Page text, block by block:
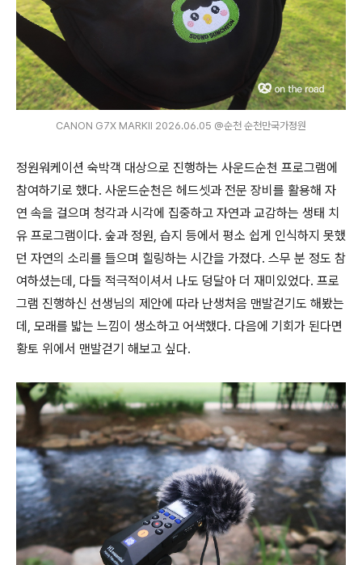
CANON G7X MARKⅡ 2026.06.05 @순천 순천만국가정원
정원워케이션 숙박객 대상으로 진행하는 사운드순천 프로그램에
참여하기로 했다. 사운드순천은 헤드셋과 전문 장비를 활용해 자
연 속을 걸으며 청각과 시각에 집중하고 자연과 교감하는 생태 치
유 프로그램이다. 숲과 정원, 습지 등에서 평소 쉽게 인식하지 못했
던 자연의 소리를 들으며 힐링하는 시간을 가졌다. 스무 분 정도 참
여하셨는데, 다들 적극적이셔서 나도 덩달아 더 재미있었다. 프로
그램 진행하신 선생님의 제안에 따라 난생처음 맨발걷기도 해봤는
데, 모래를 밟는 느낌이 생소하고 어색했다. 다음에 기회가 된다면
황토 위에서 맨발걷기 해보고 싶다.